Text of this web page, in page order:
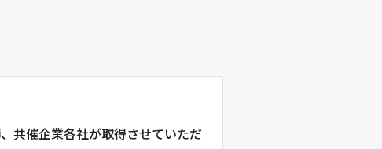
共催企業各社が取得させていただ